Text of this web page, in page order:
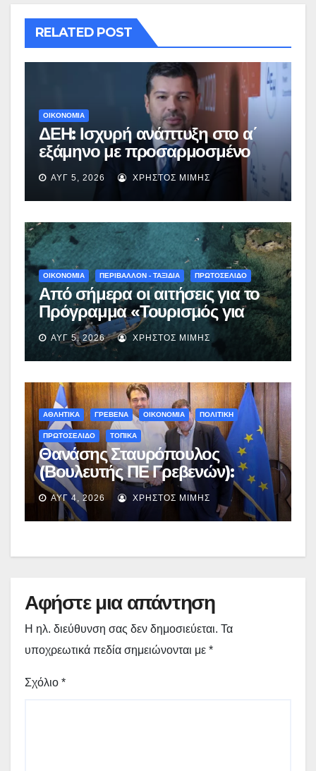
RELATED POST
ΟΙΚΟΝΟΜΙΑ
ΔΕΗ: Ισχυρή ανάπτυξη στο α΄
εξάμηνο με προσαρμοσμένο
EBITDA στα €1,2 δισ.
ΑΥΓ 5, 2026 ΧΡΉΣΤΟΣ ΜΊΜΗΣ
ΟΙΚΟΝΟΜΙΑ ΠΕΡΙΒΑΛΛΟΝ - ΤΑΞΙΔΙΑ ΠΡΩΤΟΣΕΛΙΔΟ
Από σήμερα οι αιτήσεις για το
Πρόγραμμα «Τουρισμός για
Όλους 2026-2027» – Πότε λήγει
η προσθεσμία
ΑΥΓ 5, 2026 ΧΡΉΣΤΟΣ ΜΊΜΗΣ
ΑΘΛΗΤΙΚΑ ΓΡΕΒΕΝΑ ΟΙΚΟΝΟΜΙΑ ΠΟΛΙΤΙΚΗ
ΠΡΩΤΟΣΕΛΙΔΟ ΤΟΠΙΚΑ
Θανάσης Σταυρόπουλος
(Βουλευτής ΠΕ Γρεβενών):
Έκτακτη χρηματοδότηση
400.000€ για επιπλέον
εργασίες στο Δημοτικό Στάδιο
ΑΥΓ 4, 2026 ΧΡΉΣΤΟΣ ΜΊΜΗΣ
Αφήστε μια απάντηση
Η ηλ. διεύθυνση σας δεν δημοσιεύεται. Τα
υποχρεωτικά πεδία σημειώνονται με *
Σχόλιο *